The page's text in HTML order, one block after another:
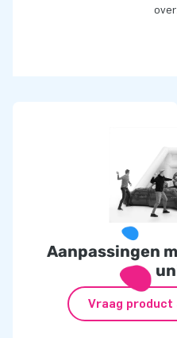
Aanpassingen
Vraag product